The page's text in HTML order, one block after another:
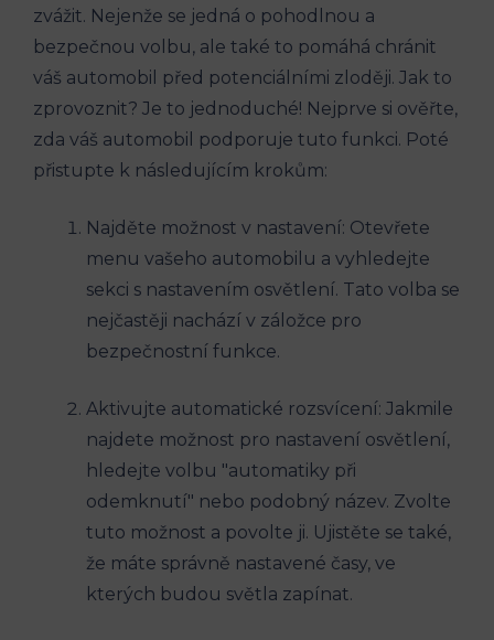
zvážit. Nejenže se jedná o pohodlnou a
bezpečnou volbu, ale také to pomáhá chránit
váš automobil před potenciálními zloději. Jak to
zprovoznit? Je to jednoduché! Nejprve si ověřte,
zda váš automobil podporuje tuto funkci. Poté
přistupte k následujícím krokům:
Najděte možnost v nastavení: Otevřete
menu vašeho automobilu a vyhledejte
sekci s nastavením osvětlení. Tato volba se
nejčastěji nachází v záložce pro
bezpečnostní funkce.
Aktivujte automatické rozsvícení: Jakmile
najdete možnost pro nastavení osvětlení,
hledejte volbu "automatiky při
odemknutí" nebo podobný název. Zvolte
tuto možnost a povolte ji. Ujistěte se také,
že máte správně nastavené časy, ve
kterých budou světla zapínat.